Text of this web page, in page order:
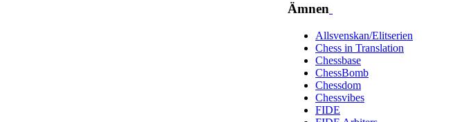
Ämnen
Allsvenskan/Elitserien
Chess in Translation
Chessbase
ChessBomb
Chessdom
Chessvibes
FIDE